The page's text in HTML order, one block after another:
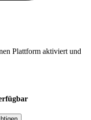
Plattform aktiviert und